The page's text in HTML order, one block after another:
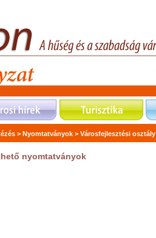
> Nyomtatványok > Városfejlesztési osztály
nyomtatványok